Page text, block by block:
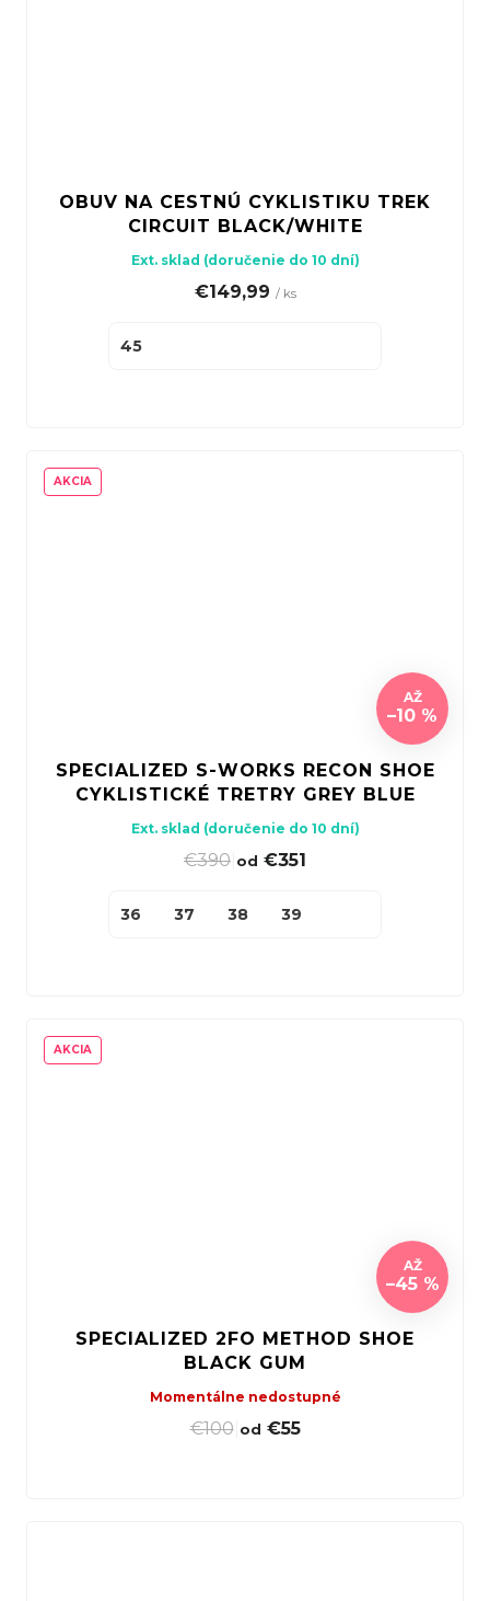
OBUV NA CESTNÚ CYKLISTIKU TREK
CIRCUIT BLACK/WHITE
Ext. sklad (doručenie do 10 dní)
€149,99 / ks
45
AKCIA
AŽ
–10 %
SPECIALIZED S-WORKS RECON SHOE
CYKLISTICKÉ TRETRY GREY BLUE
Ext. sklad (doručenie do 10 dní)
€390 od €351
36 37 38 39
AKCIA
AŽ
–45 %
SPECIALIZED 2FO METHOD SHOE
BLACK GUM
Momentálne nedostupné
€100| od €55